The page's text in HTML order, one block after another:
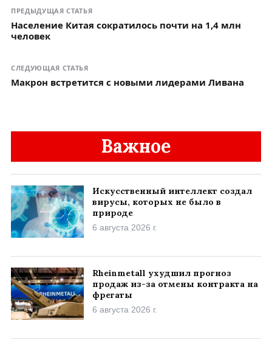
ПРЕДЫДУЩАЯ СТАТЬЯ
Население Китая сократилось почти на 1,4 млн
человек
СЛЕДУЮЩАЯ СТАТЬЯ
Макрон встретится с новыми лидерами Ливана
Важное
Искусственный интеллект создал
вирусы, которых не было в
природе
6 августа 2026 г.
Rheinmetall ухудшил прогноз
продаж из-за отмены контракта на
фрегаты
6 августа 2026 г.